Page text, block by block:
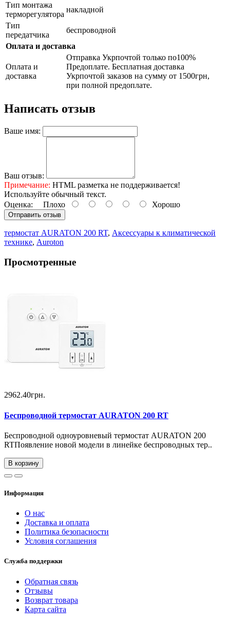
Тип монтажа
терморегулятора
накладной
Тип
передатчика
беспроводной
Оплата и доставка
Оплата и
доставка
Отправка Укрпочтой только по100%
Предоплате. Бесплатная доставка
Укрпочтой заказов на сумму от 1500грн,
при полной предоплате.
Написать отзыв
Ваше имя:
Ваш отзыв:
Примечание: HTML разметка не поддерживается!
Используйте обычный текст.
Оценка: Плохо Хорошо
Отправить отзыв
термостат AURATON 200 RT, Аксессуары к климатической
технике, Auroton
Просмотренные
2962.40грн.
Беспроводной термостат AURATON 200 RT
Беспроводной одноуровневый термостат AURATON 200
RTПоявление новой модели в линейке беспроводных тер..
В корзину
Информация
О нас
Доставка и оплата
Политика безопасности
Условия соглашения
Служба поддержки
Обратная связь
Отзывы
Возврат товара
Карта сайта